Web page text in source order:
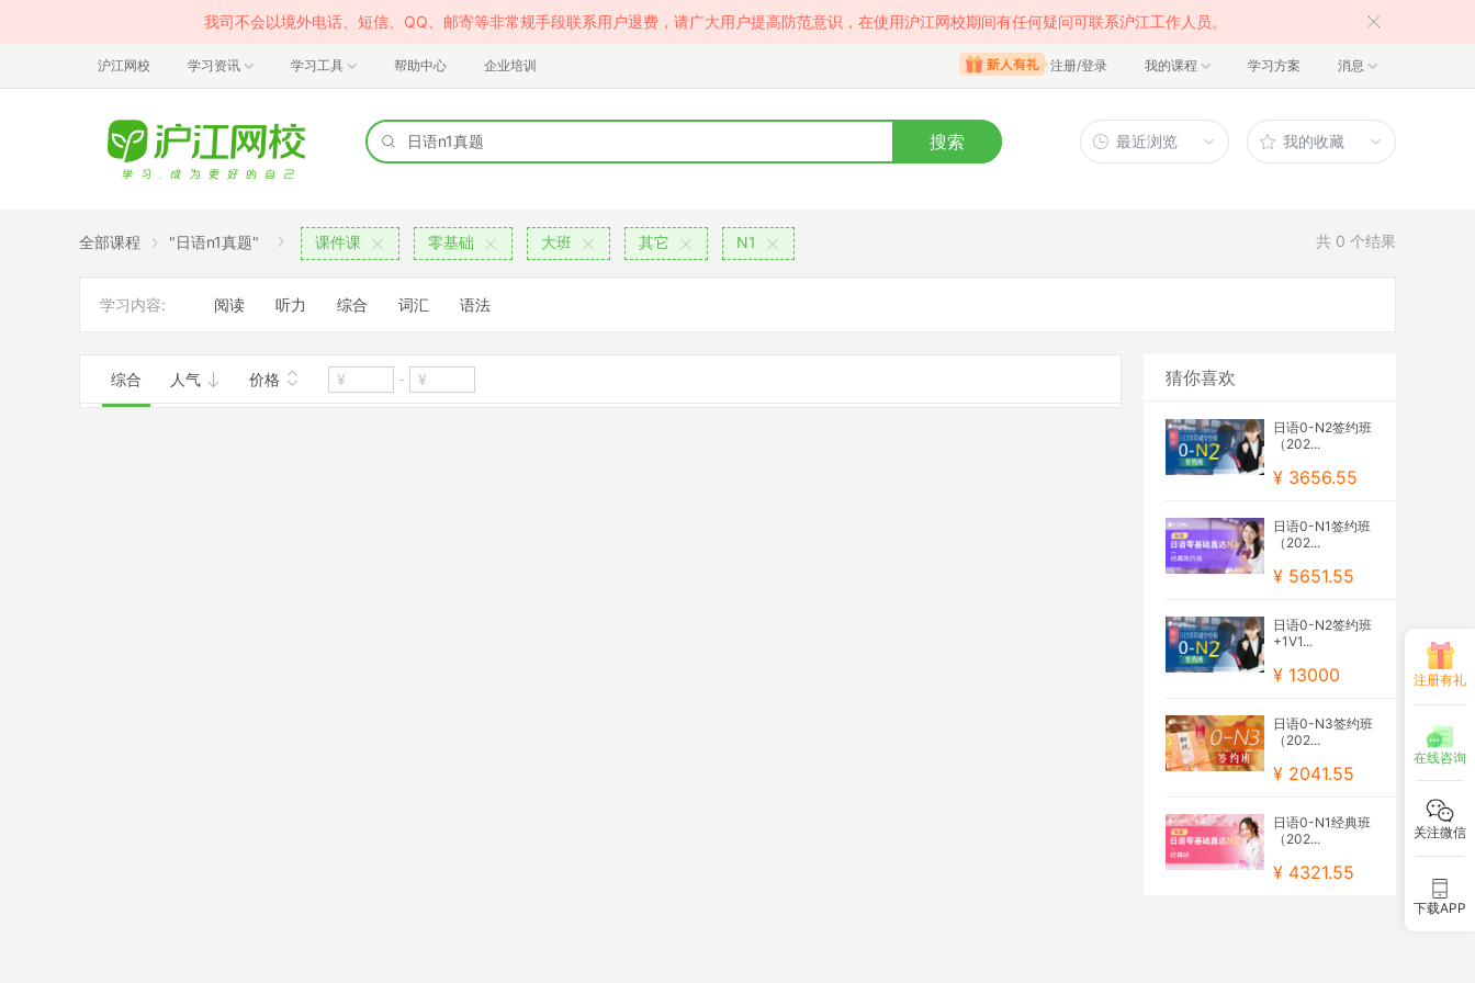
我司不会以境外电话、短信、QQ、邮寄等非常规手段联系用户退费，请广大用户提高防范意识，在使用沪江网校期间有任何疑问可联系沪江工作人员。
沪江网校 学习资讯 学习工具 帮助中心 企业培训 注册/登录 我的课程 学习方案 消息
搜索 最近浏览 我的收藏
全部课程 "日语n1真题" 课件课 零基础 大班 其它 N1 共 0 个结果
学习内容: 阅读 听力 综合 词汇 语法
综合 人气 价格 - 猜你喜欢
日语0-N2签约班
（202...
¥ 3656.55
日语0-N1签约班
（202...
¥ 5651.55
日语0-N2签约班
+1V1...
¥ 13000
日语0-N3签约班
（202...
¥ 2041.55
日语0-N1经典班
（202...
¥ 4321.55
注册有礼
在线咨询
关注微信
下载APP